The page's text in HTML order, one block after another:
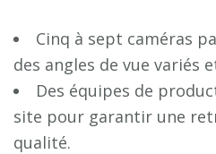
Cinq à sept caméras
des angles de vue variés
Des équipes de
site pour garantir une
qualité.